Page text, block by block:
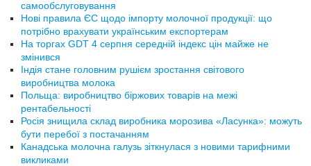
самообслуговування
Нові правила ЄС щодо імпорту молочної продукції: що
потрібно врахувати українським експортерам
На торгах GDT 4 серпня середній індекс цін майже не
змінився
Індія стане головним рушієм зростання світового
виробництва молока
Польща: виробництво біржових товарів на межі
рентабельності
Росія знищила склад виробника морозива «Ласунка»: можуть
бути перебої з постачанням
Канадська молочна галузь зіткнулася з новими тарифними
викликами